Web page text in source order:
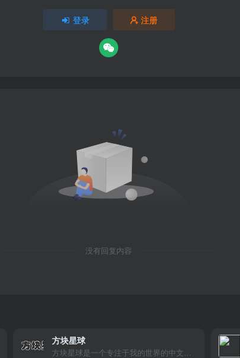
登录 注册
没有回复内容
方块星球
方块星球是一个专注于我的世界的中文论坛，提供丰富的资源分享、玩家交流和创意展示，包括地图、皮肤、数据包等内容，打造Minecraft玩家的专属社区乐园！